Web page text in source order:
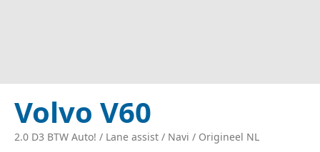
Volvo V60
2.0 D3 BTW Auto! / Lane assist / Navi / Origineel NL